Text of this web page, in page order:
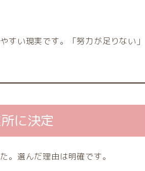
すい現実です。「努力が足りない」
に決定
。選んだ理由は明確です。